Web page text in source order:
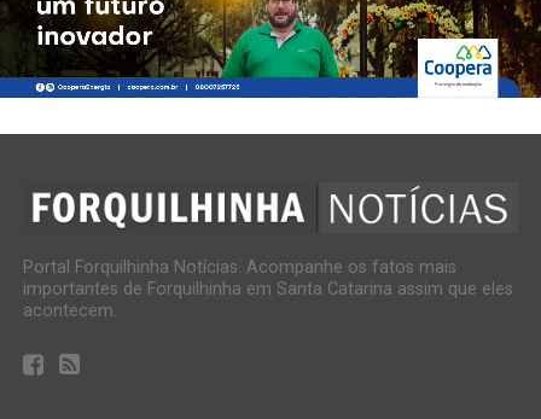
Portal Forquilhinha Notícias. Acompanhe os fatos mais
importantes de Forquilhinha em Santa Catarina assim que eles
acontecem.